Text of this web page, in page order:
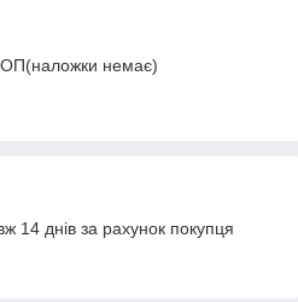
немає)
14 днів за рахунок покупця